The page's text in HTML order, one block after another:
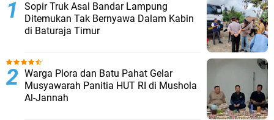
Sopir Truk Asal Bandar Lampung
Ditemukan Tak Bernyawa Dalam Kabin
di Baturaja Timur
Warga Plora dan Batu Pahat Gelar
Musyawarah Panitia HUT RI di Mushola
Al-Jannah